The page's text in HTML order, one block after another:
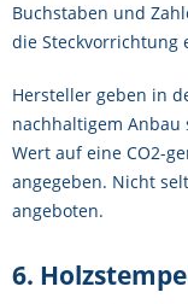
Buchstaben und
die Steckvorrichtung
Hersteller geben in
nachhaltigem Anbau
Wert auf eine CO2-
angegeben. Nicht
angeboten.
6.